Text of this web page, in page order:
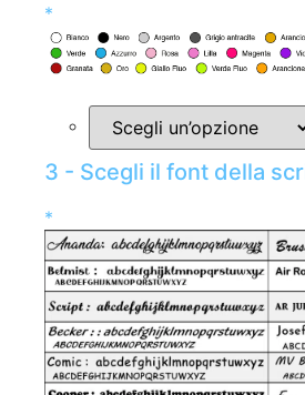
*
3 - Scegli il font della
*